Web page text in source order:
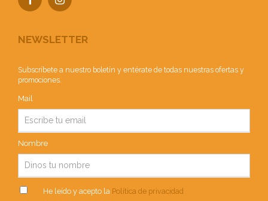
NEWSLETTER
Subscríbete a nuestro boletín y entérate de todas nuestras ofertas y
promociones.
Mail
Nombre
He leído y acepto la Política de privacidad